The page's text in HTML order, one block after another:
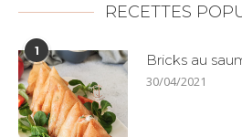
RECETTES
1
Bricks au
30/04/2021